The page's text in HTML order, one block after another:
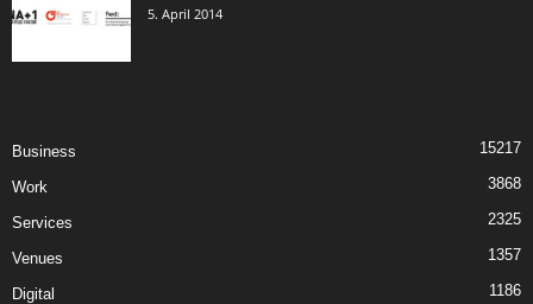
5. April 2014
Business 15217
Work 3868
Services 2325
Venues 1357
Digital 1186